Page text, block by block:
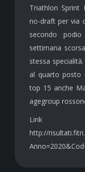
Triathlon Sprint
no-draft per via
secondo
settimana
stessa
al quarto posto
top 15 anche
agegroup
Link
http://